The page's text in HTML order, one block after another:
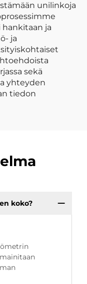
unilinkoja
ja
ja
sekä
yhteyden
tiedon
koko?